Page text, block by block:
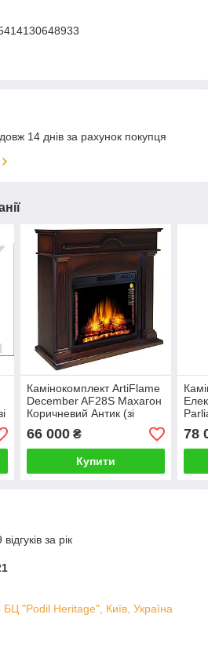
14 днів за рахунок покупця
Камінокомплект ArtiFlame
December AF28S Махагон
Коричневий Антик (зі
звуком) Електричний 3D
Камін
66 000₴
Купити
78
за рік
"Podil Heritage", Київ, Україна